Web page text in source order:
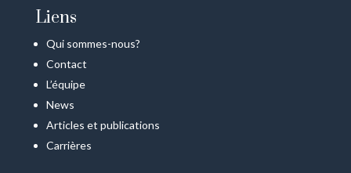
Liens
Qui sommes-nous?
Contact
L’équipe
News
Articles et publications
Carrières